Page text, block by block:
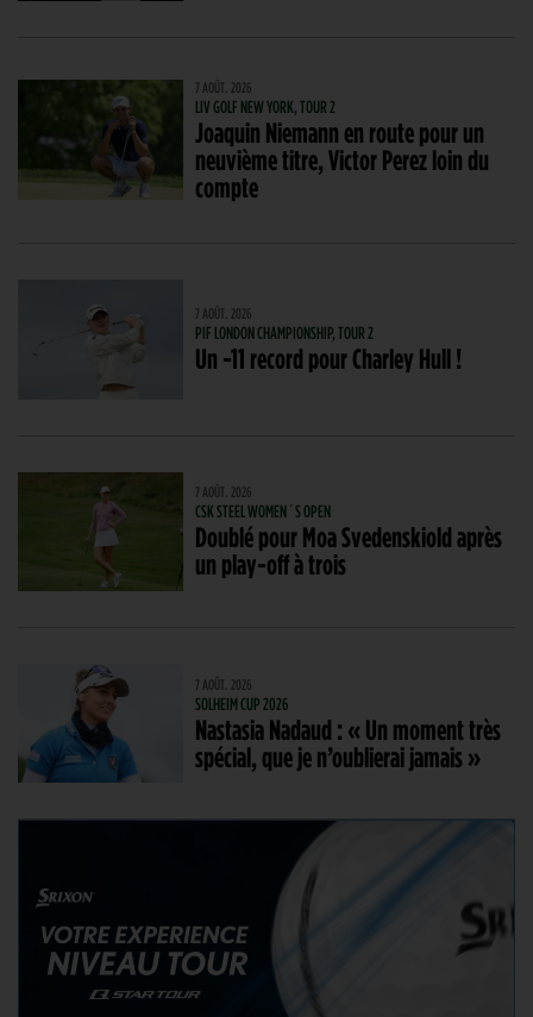
7 AOÛT. 2026
LIV GOLF NEW YORK, TOUR 2
Joaquin Niemann en route pour un
neuvième titre, Victor Perez loin du
compte
7 AOÛT. 2026
PIF LONDON CHAMPIONSHIP, TOUR 2
Un -11 record pour Charley Hull !
7 AOÛT. 2026
CSK STEEL WOMEN´S OPEN
Doublé pour Moa Svedenskiold après
un play-off à trois
7 AOÛT. 2026
SOLHEIM CUP 2026
Nastasia Nadaud : « Un moment très
spécial, que je n’oublierai jamais »